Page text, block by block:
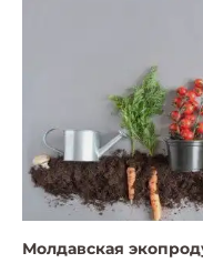
Молдавская